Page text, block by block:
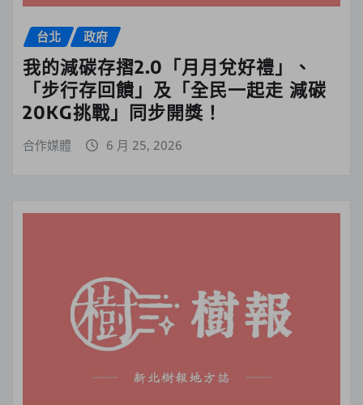
台北 政府
我的減碳存摺2.0「月月兌好禮」、
「步行存回饋」及「全民一起走 減碳
20KG挑戰」同步開獎！
合作媒體 6 月 25, 2026